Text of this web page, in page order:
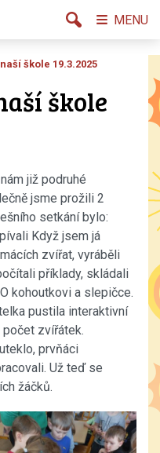
škole 19.3.2025
škole
již podruhé
jsme prožili 2
setkání bylo:
Když jsem já
zvířat, vyráběli
příklady, skládali
kohoutkovi a slepičce.
pustila interaktivní
zvířátek.
prvňáci
Už teď se
žáčků.
MENU